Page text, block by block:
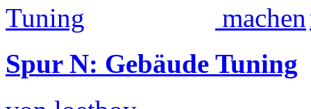
Spur N: Gebäude Tuning